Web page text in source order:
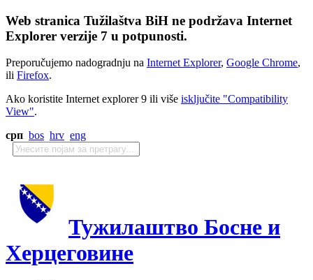
Web stranica Tužilaštva BiH ne podržava Internet
Explorer verzije 7 u potpunosti.
Preporučujemo nadogradnju na Internet Explorer, Google Chrome,
ili Firefox.
Ako koristite Internet explorer 9 ili više isključite "Compatibility
View".
срп bos hrv eng
Тужилаштво Босне и
Херцеговине